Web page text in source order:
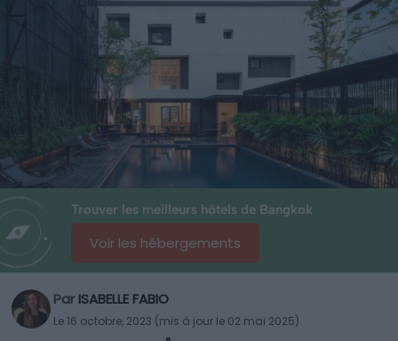
Trouver les meilleurs hôtels de Bangkok
Voir les hébergements
Par ISABELLE FABIO
Le 16 octobre, 2023 (mis à jour le 02 mai 2025)